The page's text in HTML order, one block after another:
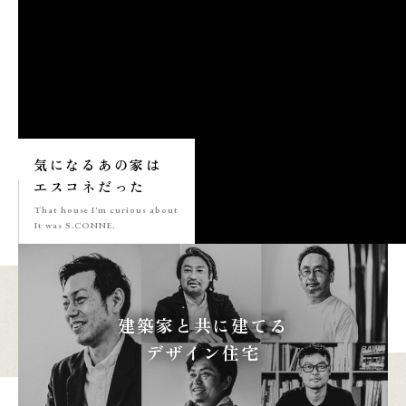
ACCESS MAP
アクセスマップ
プライバシーポリシー
本社
053-488-5127
10:00〜19:00 水曜定休
浜松店
053-430-5123
10:00〜19:00 水曜定休
気になる あの家は
エスコネ だった
That house I'm curious about
It was S.CONNE.
建築家と共に建てる
デザイン住宅